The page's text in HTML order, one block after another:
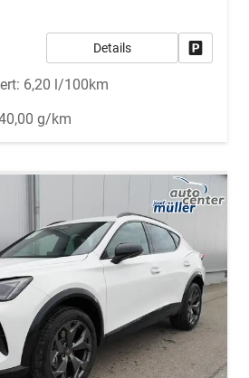
Details
6,20 l/100km
g/km